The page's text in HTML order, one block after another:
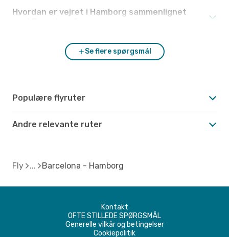
Hvordan er vejret i Hamborg sammenlignet
Se flere spørgsmål
Populære flyruter
Andre relevante ruter
Fly Barcelona - Hamborg
Kontakt
OFTE STILLEDE SPØRGSMÅL
Generelle vilkår og betingelser
Cookiepolitik